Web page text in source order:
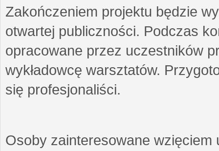
Zakończeniem projektu będzie
otwartej publiczności. Podczas
opracowane przez uczestników
wykładowcę warsztatów.
się profesjonaliści.
Osoby zainteresowane wzięciem